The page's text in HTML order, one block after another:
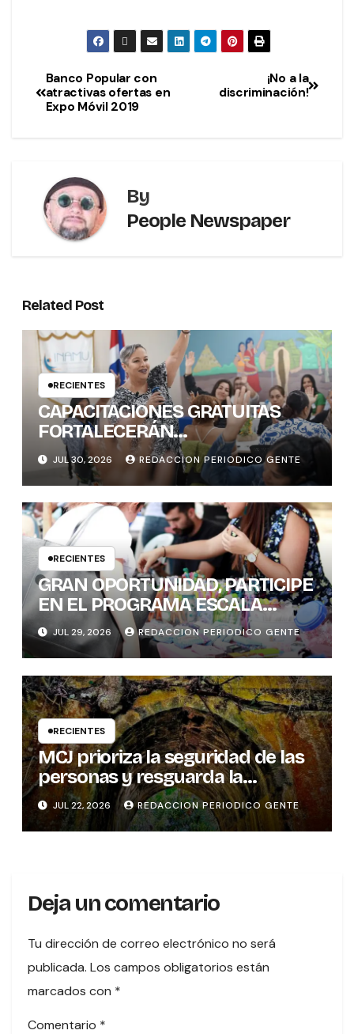
¡No a la
discriminación!
Banco Popular con
atractivas ofertas en
Expo Móvil 2019
By
People Newspaper
Related Post
RECIENTES
CAPACITACIONES GRATUITAS
FORTALECERÁN
CONOCIMIENTOS Y
HABILIDADES BLANDAS DE LAS
MUJERES POLÍTICAS
JUL 30, 2026 REDACCION PERIODICO GENTE
RECIENTES
GRAN OPORTUNIDAD, PARTICIPE
EN EL PROGRAMA ESCALA
PYME SOSTENIBLE
JUL 29, 2026 REDACCION PERIODICO GENTE
RECIENTES
MCJ prioriza la seguridad de las
personas y resguarda la
memoria histórica del puente
sobre el río Tures
JUL 22, 2026 REDACCION PERIODICO GENTE
Deja un comentario
Tu dirección de correo electrónico no será
publicada. Los campos obligatorios están
marcados con *
Comentario *